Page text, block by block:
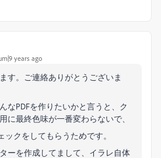
years ago
す。ご連絡ありがとうございま
なPDFを作りたいかと言うと、ク
に最終色味が一番変わらないで、
ックをしてもらうためです。
ーを作成してまして、イラレ自体